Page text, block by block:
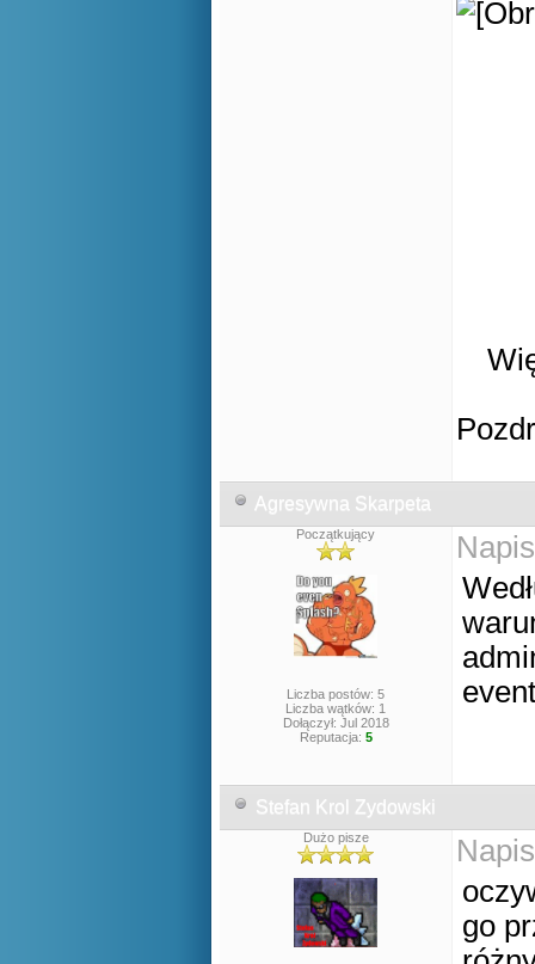
Agresywna Skarpeta
Początkujący
Liczba postów: 5
Liczba wątków: 1
Dołączył: Jul 2018
Reputacja: 5
Stefan Krol Zydowski
Dużo pisze
go